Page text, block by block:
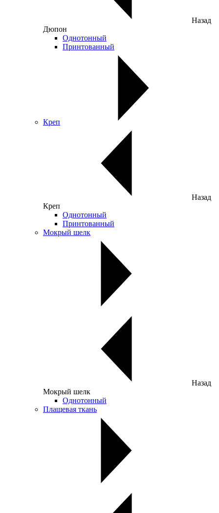
Назад
Дюпон
Однотонный
Принтованный
Креп
Назад
Креп
Однотонный
Принтованный
Мокрый шелк
Назад
Мокрый шелк
Однотонный
Плащевая ткань